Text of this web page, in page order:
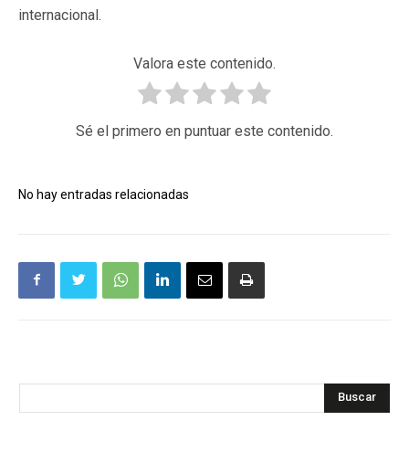
internacional.
Valora este contenido.
Sé el primero en puntuar este contenido.
No hay entradas relacionadas
Buscar